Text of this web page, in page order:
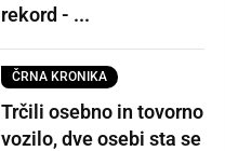
rekord - ...
ČRNA KRONIKA
Trčili osebno in tovorno
vozilo, dve osebi sta se